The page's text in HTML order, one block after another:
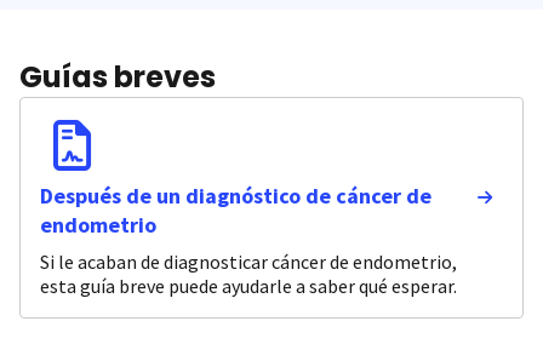
Guías breves
Después de un diagnóstico de cáncer de
endometrio
Si le acaban de diagnosticar cáncer de endometrio,
esta guía breve puede ayudarle a saber qué esperar.